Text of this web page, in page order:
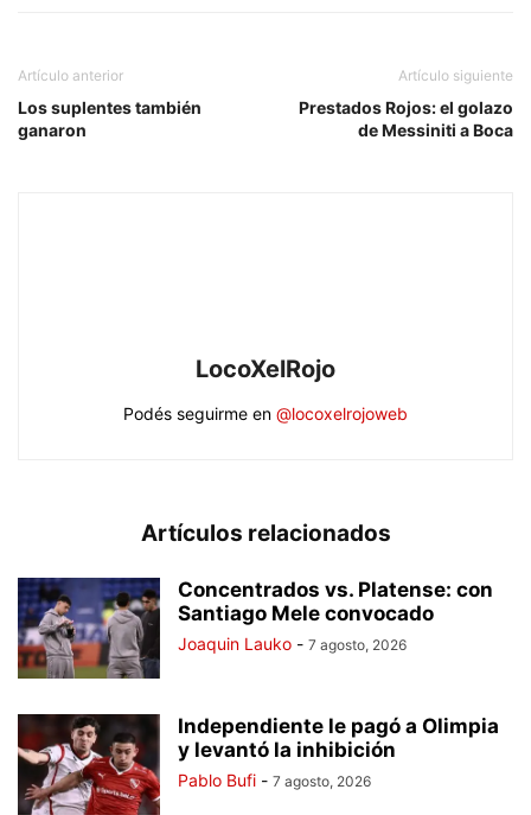
Artículo anterior
Los suplentes también
ganaron
Artículo siguiente
Prestados Rojos: el golazo
de Messiniti a Boca
LocoXelRojo
Podés seguirme en @locoxelrojoweb
Artículos relacionados
Concentrados vs. Platense: con
Santiago Mele convocado
Joaquin Lauko - 7 agosto, 2026
Independiente le pagó a Olimpia
y levantó la inhibición
Pablo Bufi - 7 agosto, 2026